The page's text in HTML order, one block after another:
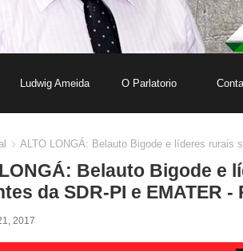
Ludwig Ameida O Parlatorio
ALTO LONGÁ: Belauto Bigode e líderes rurais
Belauto Bigode e
da SDR-PI e EMATER -
2017